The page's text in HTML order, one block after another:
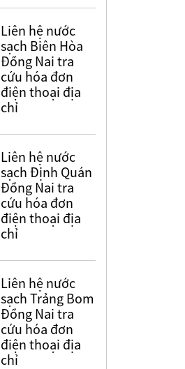
Liên hệ nước
sạch Biên Hòa
Đồng Nai tra
cứu hóa đơn
điện thoại địa
chỉ
Liên hệ nước
sạch Định Quán
Đồng Nai tra
cứu hóa đơn
điện thoại địa
chỉ
Liên hệ nước
sạch Trảng Bom
Đồng Nai tra
cứu hóa đơn
điện thoại địa
chỉ